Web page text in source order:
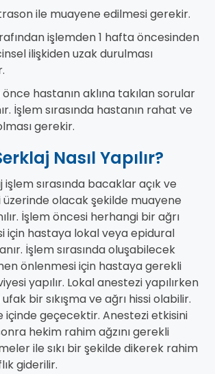
ile muayene edilmesi gerekir.
işlemden 1 hafta öncesinden
ilişkiden uzak durulması
hastanın aklına takılan sorular
İşlem sırasında hastanın rahat ve
gerekir.
Nasıl Yapılır?
sırasında bacaklar açık ve
olacak şekilde muayene
İşlem öncesi herhangi bir ağrı
için hastaya lokal veya epidural
İşlem sırasında oluşabilecek
önlenmesi için hastaya gerekli
yapılır. Lokal anestezi yapılırken
bir sıkışma ve ağrı hissi olabilir.
içinde geçecektir. Anestezi etkisini
hekim rahim ağzını gerekli
ile sıkı bir şekilde dikerek rahim
giderilir.